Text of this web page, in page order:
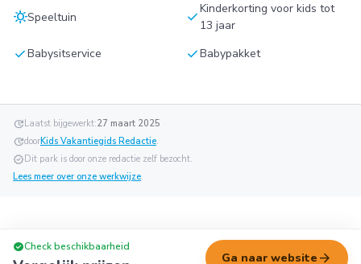
sunnySpeeltuin checkKinderkorting voor kids tot
13 jaar
checkBabysitservice checkBabypakket
updateLaatst bijgewerkt:27 maart 2025
updatedoorKids Vakantiegids Redactie.
verifiedDit park is door onze redactie zelf bezocht.
Lees meer over onze werkwijze.
check_circleCheck beschikbaarheid
Ga naar website arrow_forward